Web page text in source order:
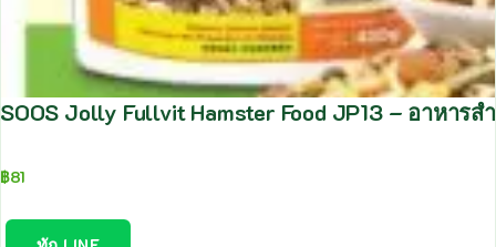
SOOS Jolly Fullvit Hamster Food JP13 – อาหาร
฿81